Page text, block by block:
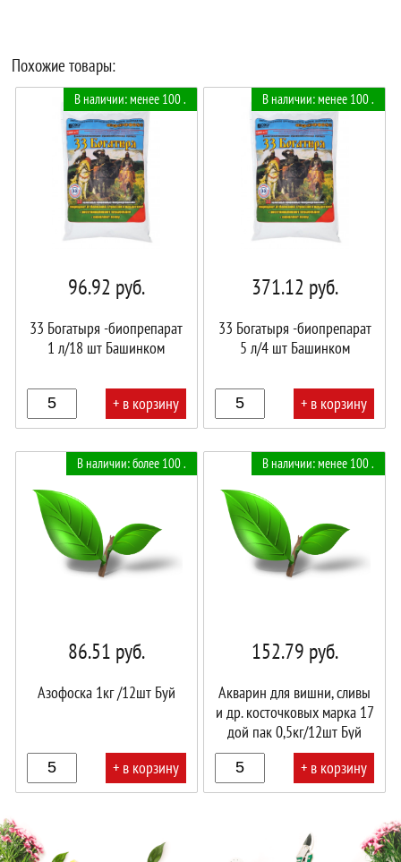
Похожие товары:
В наличии: менее 100 .
96.92 руб.
33 Богатыря -биопрепарат
1 л/18 шт Башинком
+ в корзину
В наличии: менее 100 .
371.12 руб.
33 Богатыря -биопрепарат
5 л/4 шт Башинком
+ в корзину
В наличии: более 100 .
86.51 руб.
Азофоска 1кг /12шт Буй
+ в корзину
корзине!
В наличии: менее 100 .
152.79 руб.
Акварин для вишни, сливы
и др. косточковых марка 17
дой пак 0,5кг/12шт Буй
+ в корзину